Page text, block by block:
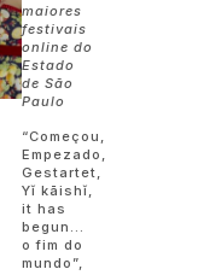
maiores
festivais
online do
Estado
de São
Paulo
“Começou,
Empezado,
Gestartet,
Yǐ kāishǐ,
it has
begun…
o fim do
mundo”,